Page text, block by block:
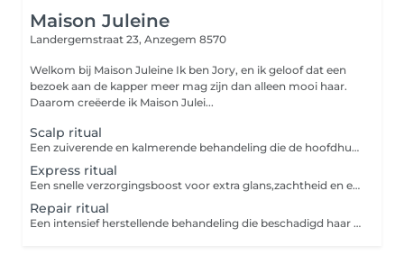
Maison Juleine
Landergemstraat 23, Anzegem 8570
Welkom bij Maison Juleine Ik ben Jory, en ik geloof dat een
bezoek aan de kapper meer mag zijn dan alleen mooi haar.
Daarom creëerde ik Maison Julei...
Scalp ritual
Een zuiverende en kalmerende behandeling die de hoofdhuid in balans brengt en ontspanning stimuleert. Incl. Massagestoel en waterval
Express ritual
Een snelle verzorgingsboost voor extra glans,zachtheid en een frisse uitstraling. Incl. Massagestoel
Repair ritual
Een intensief herstellende behandeling die beschadigd haar voedt, versterkt en weer laat stralen. Incl. Massagestoel en waterval